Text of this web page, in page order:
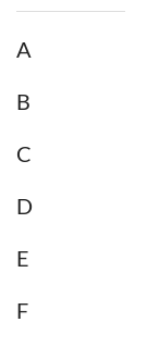
A
B
C
D
E
F